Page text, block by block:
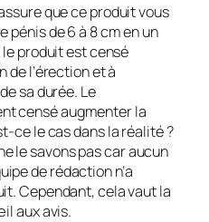
que ce produit vous
pénis de 6 à 8 cm en un
produit est censé
de l’érection et à
sa durée. Le
censé augmenter la
ce le cas dans la réalité ?
le savons pas car aucun
de rédaction n’a
Cependant, cela vaut la
aux avis.